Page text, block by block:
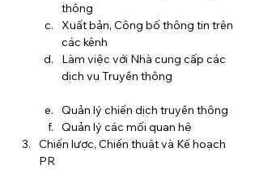
thông
Xuất bản, Công bố thông tin trên
các kênh
Làm việc với Nhà cung cấp các
dịch vụ Truyền thông
Quản lý chiến dịch truyền thông
Quản lý các mối quan hệ
Chiến lược, Chiến thuật và Kế hoạch
PR